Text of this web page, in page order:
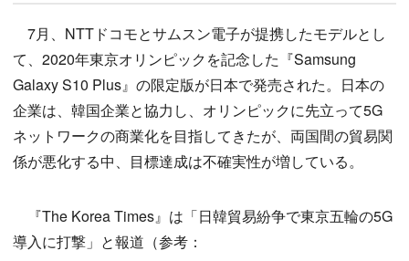
7月、NTTドコモとサムスン電子が提携したモデルとし
て、2020年東京オリンピックを記念した『Samsung
Galaxy S10 Plus』の限定版が日本で発売された。日本の
企業は、韓国企業と協力し、オリンピックに先立って5G
ネットワ​​ークの商業化を目指してきたが、両国間の貿易関
係が悪化する中、目標達成は不確実性が増している。
『The Korea Times』は「日韓貿易紛争で東京五輪の5G
導入に打撃」と報道（参考：